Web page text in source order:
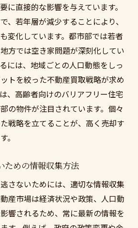
に直接的な影響を与えています。
、若年層が減少することにより、
変化しています。都市部では若者
方では空き家問題が深刻化してい
には、地域ごとの人口動態をしっ
トを絞った不動産買取戦略が求め
、高齢者向けのバリアフリー住宅
の物件が注目されています。個々
戦略を立てることが、高く売却す
。
ための情報収集方法
さないためには、適切な情報収集
産市場は経済状況や政策、人口動
響されるため、常に最新の情報を